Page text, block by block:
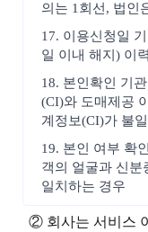
의는 1회선, 법인
17. 이용신청일
일 이내 해지) 이
18. 본인확인 기
(CI)와 도매제공
계정보(CI)가 불
19. 본인 여부 확
객의 얼굴과 신분
일치하는 경우
② 회사는 서비스